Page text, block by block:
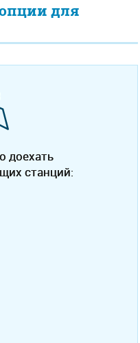
для
доехать
станций: